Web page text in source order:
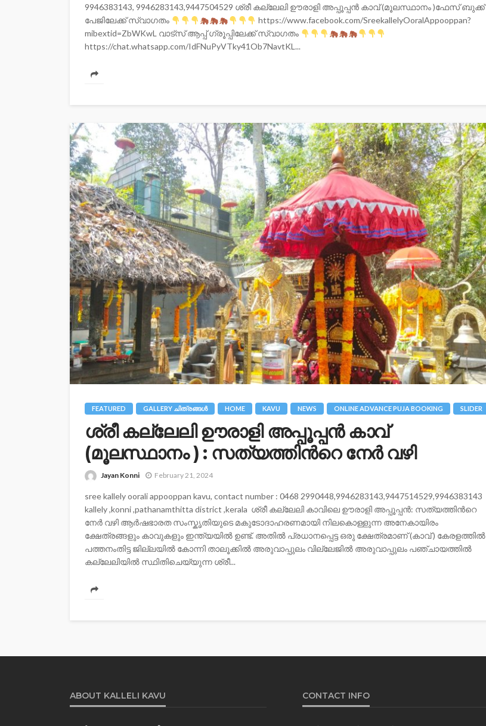
9946383143, 9946283143,9447504529 ശ്രീ കല്ലേലി ഊരാളി അപ്പൂപ്പൻ കാവ് (മൂലസ്ഥാനം )ഫേസ് ബുക്ക്‌
പേജിലേക്ക് സ്വാഗതം
https://www.facebook.com/SreekallelyOoralAppooppan?
mibextid=ZbWKwL വാട്സ് ആപ്പ് ഗ്രൂപ്പിലേക്ക് സ്വാഗതം
https://chat.whatsapp.com/IdFNuPyVTky41Ob7NavtKL...
FEATURED GALLERY ചിത്രങ്ങള്‍ HOME KAVU NEWS ONLINE ADVANCE PUJA BOOKING SLIDER
ശ്രീ കല്ലേലി ഊരാളി അപ്പൂപ്പന്‍ കാവ്
(മൂലസ്ഥാനം ) : സത്യത്തിന്‍റെ നേര്‍ വഴി
Jayan Konni February 21, 2024
sree kallely oorali appooppan kavu, contact number : 0468 2990448,9946283143,9447514529,9946383143
kallely ,konni ,pathanamthitta district ,kerala ശ്രീ കല്ലേലി കാവിലെ ഊരാളി അപ്പൂപ്പൻ: സത്യത്തിന്‍റെ
നേര്‍ വഴി ആർഷഭാരത സംസ്കൃതിയുടെ മകുടോദാഹരണമായി നിലകൊള്ളുന്ന അനേകായിരം
ക്ഷേത്രങ്ങളും കാവുകളും ഇന്ത്യയിൽ ഉണ്ട്. അതിൽ പ്രധാനപ്പെട്ട ഒരു ക്ഷേത്രമാണ് (കാവ് ) കേരളത്തിൽ
പത്തനംതിട്ട ജില്ലയിൽ കോന്നി താലൂക്കിൽ അരുവാപ്പുലം വില്ലേജിൽ അരുവാപ്പുലം പഞ്ചായത്തിൽ
കല്ലേലിയില്‍ സ്ഥിതിചെയ്യുന്ന ശ്രീ...
ABOUT KALLELI KAVU CONTACT INFO